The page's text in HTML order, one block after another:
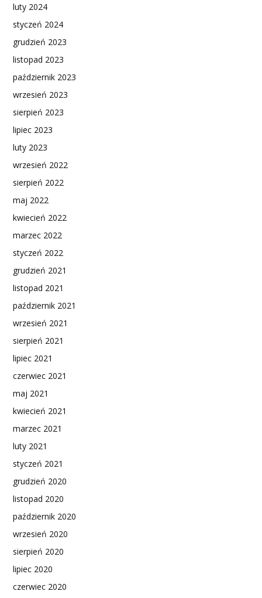
luty 2024
styczeń 2024
grudzień 2023
listopad 2023
październik 2023
wrzesień 2023
sierpień 2023
lipiec 2023
luty 2023
wrzesień 2022
sierpień 2022
maj 2022
kwiecień 2022
marzec 2022
styczeń 2022
grudzień 2021
listopad 2021
październik 2021
wrzesień 2021
sierpień 2021
lipiec 2021
czerwiec 2021
maj 2021
kwiecień 2021
marzec 2021
luty 2021
styczeń 2021
grudzień 2020
listopad 2020
październik 2020
wrzesień 2020
sierpień 2020
lipiec 2020
czerwiec 2020